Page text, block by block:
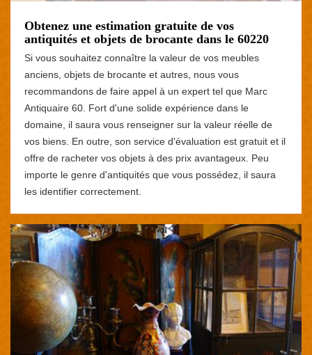
Obtenez une estimation gratuite de vos
antiquités et objets de brocante dans le 60220
Si vous souhaitez connaître la valeur de vos meubles
anciens, objets de brocante et autres, nous vous
recommandons de faire appel à un expert tel que Marc
Antiquaire 60. Fort d'une solide expérience dans le
domaine, il saura vous renseigner sur la valeur réelle de
vos biens. En outre, son service d'évaluation est gratuit et il
offre de racheter vos objets à des prix avantageux. Peu
importe le genre d'antiquités que vous possédez, il saura
les identifier correctement.